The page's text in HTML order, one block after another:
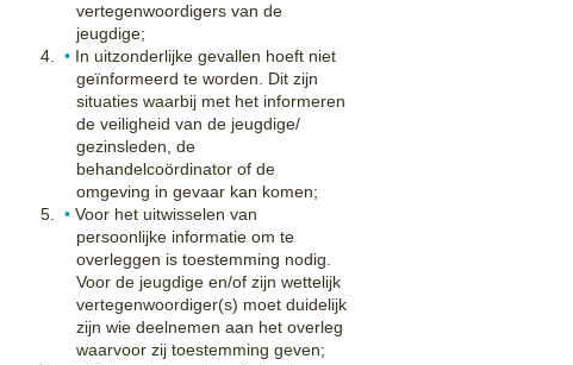
vertegenwoordigers van de
jeugdige;
In uitzonderlijke gevallen hoeft niet
geïnformeerd te worden. Dit zijn
situaties waarbij met het informeren
de veiligheid van de jeugdige/
gezinsleden, de
behandelcoördinator of de
omgeving in gevaar kan komen;
Voor het uitwisselen van
persoonlijke informatie om te
overleggen is toestemming nodig.
Voor de jeugdige en/of zijn wettelijk
vertegenwoordiger(s) moet duidelijk
zijn wie deelnemen aan het overleg
waarvoor zij toestemming geven;